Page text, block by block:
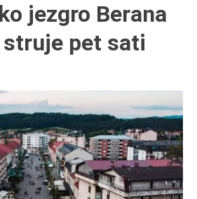
jezgro Berana
pet sati